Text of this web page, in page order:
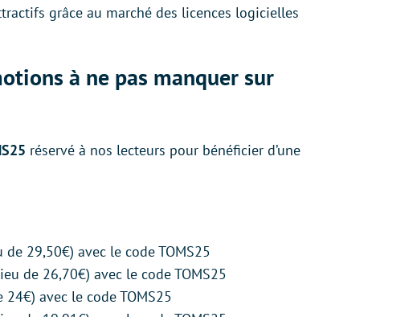
grâce au marché des licences logicielles
à ne pas manquer sur
réservé à nos lecteurs pour bénéficier d’une
29,50€) avec le code TOMS25
de 26,70€) avec le code TOMS25
avec le code TOMS25